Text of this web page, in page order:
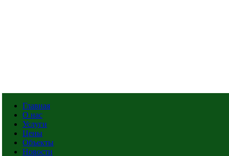
Главная
О нас
Услуги
Цены
Объекты
Новости